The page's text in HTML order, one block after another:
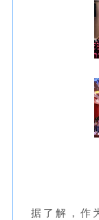
据了解，作